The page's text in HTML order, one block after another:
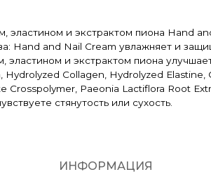
эластином и экстрактом пиона Hand
Hand and Nail Cream увлажняет и
эластином и экстрактом пиона
Hydrolyzed Collagen, Hydrolyzed
Crosspolymer, Paeonia Lactiflora Root
стянутость или сухость.
ИНФОРМАЦИЯ